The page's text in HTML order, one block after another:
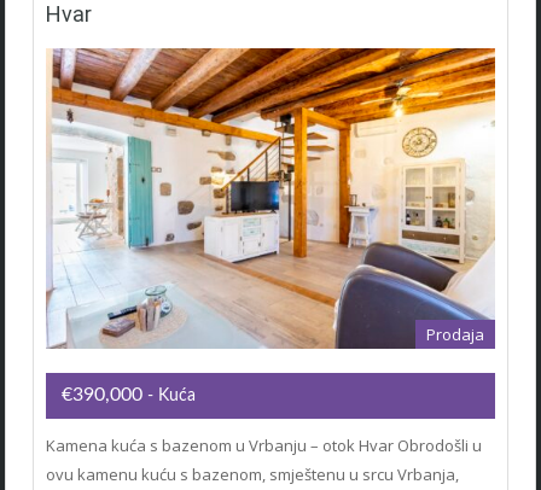
Hvar
Prodaja
€390,000 - Kuća
Kamena kuća s bazenom u Vrbanju – otok Hvar Obrodošli u
ovu kamenu kuću s bazenom, smještenu u srcu Vrbanja,